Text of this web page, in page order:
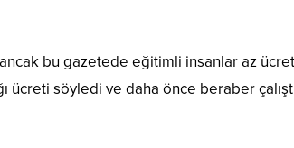
bu gazetede eğitimli insanlar az
ücreti söyledi ve daha önce beraber